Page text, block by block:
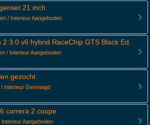
21 inch
/ Interieur Aangeboden
3.0 v6 hybrid RaceChip GTS Black Ed.
/ Interieur Aangeboden
gezocht
Interieur Gevraagd
carrera 2 coupe
Aangeboden